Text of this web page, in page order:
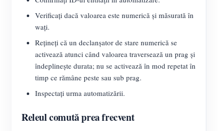
Verificați dacă valoarea este numerică și măsurată în
wați.
Rețineți că un declanșator de stare numerică se
activează atunci când valoarea traversează un prag și
îndeplinește durata; nu se activează în mod repetat în
timp ce rămâne peste sau sub prag.
Inspectați urma automatizării.
Releul comută prea frecvent